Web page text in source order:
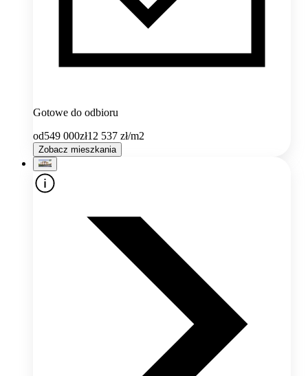
Gotowe do odbioru
od549 000zł12 537 zł/m2
Zobacz mieszkania